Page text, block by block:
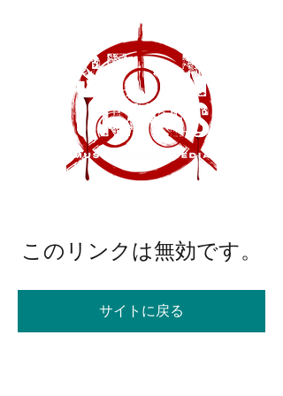
このリンクは無効です。
サイトに戻る